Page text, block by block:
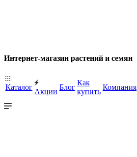
Интернет-магазин растений и семян
Каталог
Акции
Блог
Как
купить
Компания